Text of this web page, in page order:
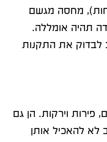
מחסה מגשם
תהיה אומללה.
לבדוק את התקנות
פירות וירקות. הן גם
לא להאכיל אותן